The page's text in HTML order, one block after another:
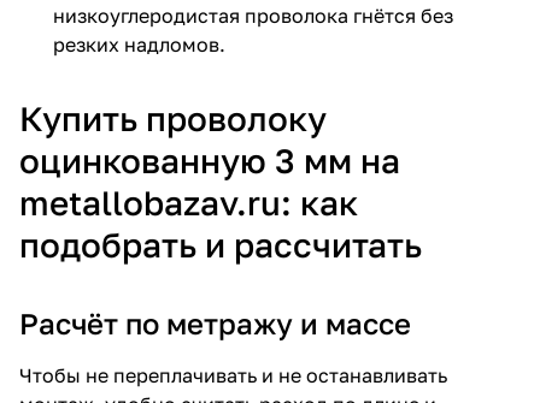
низкоуглеродистая проволока гнётся без
резких надломов.
Купить проволоку
оцинкованную 3 мм на
metallobazav.ru: как
подобрать и рассчитать
Расчёт по метражу и массе
Чтобы не переплачивать и не останавливать